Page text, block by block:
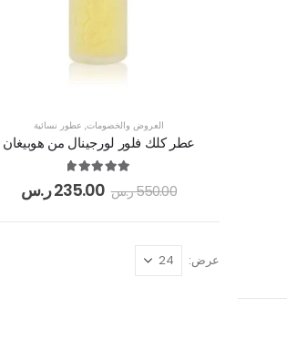
العروض والخصومات, عطور نسائية
عطر كلك فلور لورجينال من هوبيغان
550.00ر.س 235.00ر.س
عرض: